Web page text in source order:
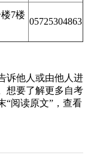
7楼
05725304863
他人或由他人进
想要了解更多自考
“阅读原文”，查看